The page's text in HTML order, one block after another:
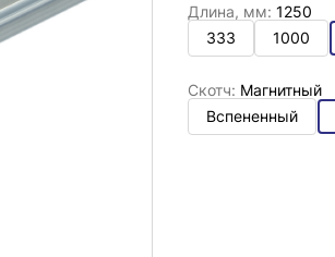
Длина, мм: 1250
333
1000
Скотч: Магнитный
Вспененный